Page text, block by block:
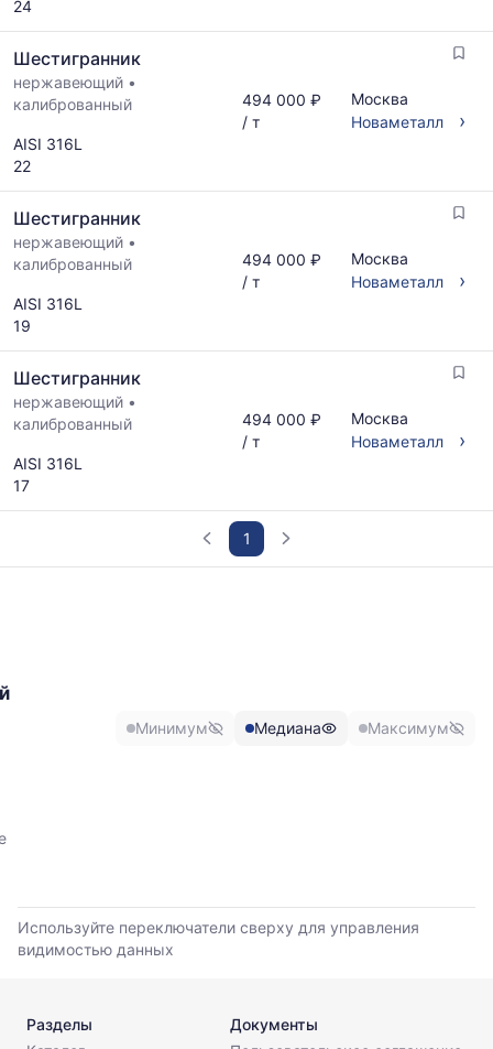
24
Шестигранник
нержавеющий •
калиброванный
AISI 316L
22
494 000 ₽
/ т
Москва
Новаметалл
›
Шестигранник
нержавеющий •
калиброванный
AISI 316L
19
494 000 ₽
/ т
Москва
Новаметалл
›
Шестигранник
нержавеющий •
калиброванный
AISI 316L
17
494 000 ₽
/ т
Москва
Новаметалл
›
1
максимальной
последние
6
месяцев.
оценить
Минимум Медиана Максимум
Используйте переключатели сверху для управления
видимостью данных
Разделы
Документы